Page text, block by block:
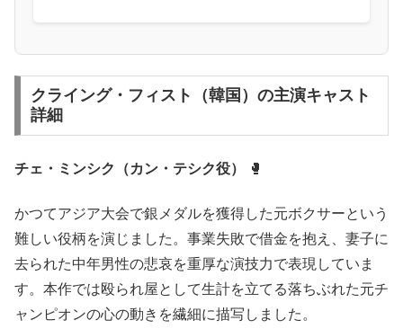
クライング・フィスト（韓国）の主演キャスト
詳細
チェ・ミンシク（カン・テシク役） 🥊
かつてアジア大会で銀メダルを獲得した元ボクサーという
難しい役柄を演じました。事業失敗で借金を抱え、妻子に
去られた中年男性の悲哀を重厚な演技力で表現していま
す。本作では殴られ屋として生計を立てる落ちぶれた元チ
ャンピオンの心の動きを繊細に描写しました。